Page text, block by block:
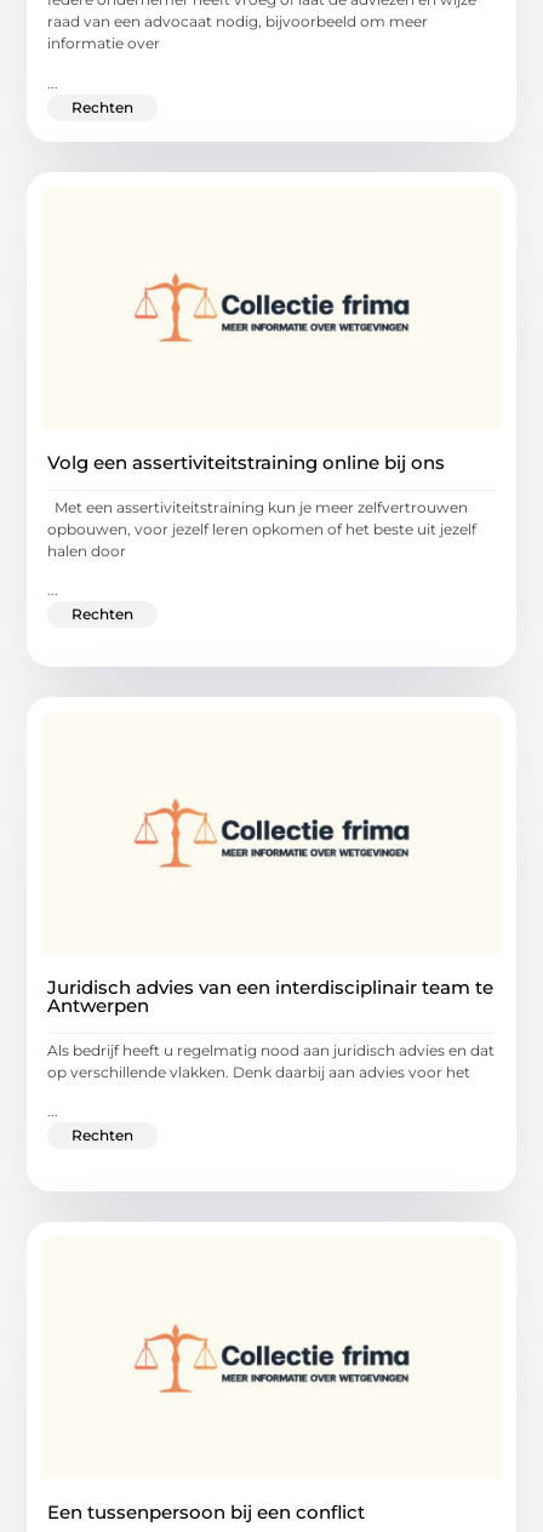
raad van een advocaat nodig, bijvoorbeeld om meer
informatie over
Rechten
Volg een assertiviteitstraining online bij ons
Met een assertiviteitstraining kun je meer zelfvertrouwen
opbouwen, voor jezelf leren opkomen of het beste uit jezelf
halen door
Rechten
Juridisch advies van een interdisciplinair team te
Antwerpen
Als bedrijf heeft u regelmatig nood aan juridisch advies en dat
op verschillende vlakken. Denk daarbij aan advies voor het
...
Rechten
Een tussenpersoon bij een conflict